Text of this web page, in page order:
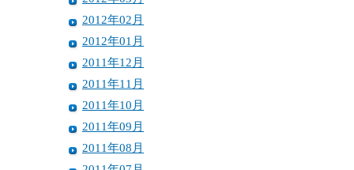
2012年02月
2012年01月
2011年12月
2011年11月
2011年10月
2011年09月
2011年08月